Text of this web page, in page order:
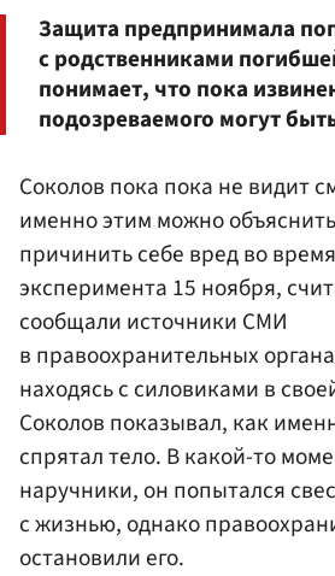
Защита предпринимала
с родственниками
понимает, что пока
подозреваемого могут
Соколов пока пока не видит
именно этим можно
причинить себе вред во
эксперимента 15 ноября,
сообщали источники СМИ
в правоохранительных
находясь с силовиками в
Соколов показывал, как
спрятал тело. В какой-то
наручники, он попытался
с жизнью, однако
остановили его.